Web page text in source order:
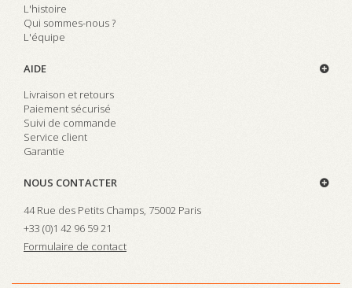
L'histoire
Qui sommes-nous ?
L'équipe
AIDE
Livraison et retours
Paiement sécurisé
Suivi de commande
Service client
Garantie
NOUS CONTACTER
44 Rue des Petits Champs, 75002 Paris
+33 (0)1 42 96 59 21
Formulaire de contact